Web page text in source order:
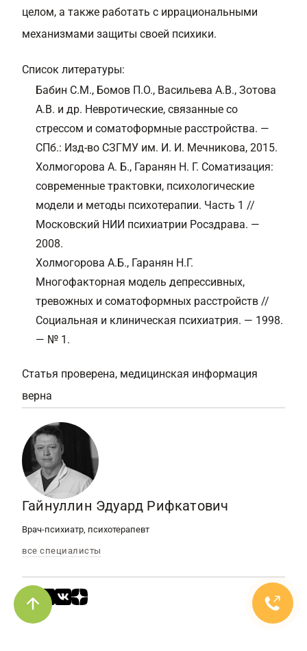
целом, а также работать с иррациональными
механизмами защиты своей психики.
Список литературы:
Бабин С.М., Бомов П.О., Васильева А.В., Зотова
А.В. и др. Невротические, связанные со
стрессом и соматоформные расстройства. —
СПб.: Изд-во СЗГМУ им. И. И. Мечникова, 2015.
Холмогорова А. Б., Гаранян Н. Г. Соматизация:
современные трактовки, психологические
модели и методы психотерапии. Часть 1 //
Московский НИИ психиатрии Росздрава. —
2008.
Холмогорова А.Б., Гаранян Н.Г.
Многофакторная модель депрессивных,
тревожных и соматоформных расстройств //
Социальная и клиническая психиатрия. — 1998.
— № 1.
Статья проверена, медицинская информация
верна
Гайнуллин Эдуард Рифкатович
Врач-психиатр, психотерапевт
все специалисты